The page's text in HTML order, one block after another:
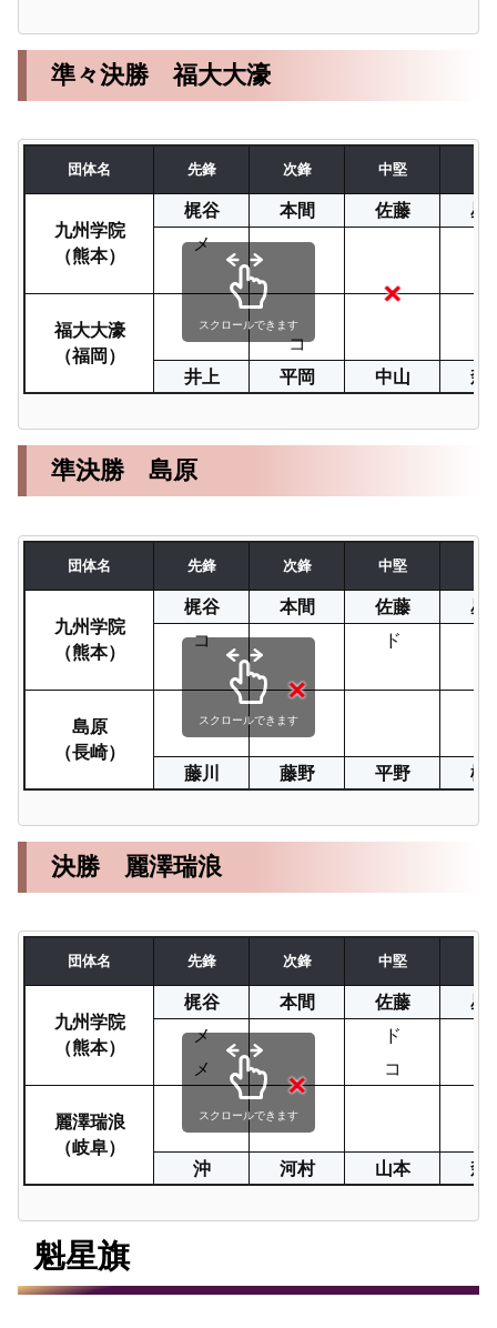
準々決勝 福大大濠
団体名 先鋒 次鋒 中堅
九州学院
（熊本）
梶谷 本間 佐藤
星
メ
福大大濠
（福岡）
コ
井上
平岡 中山 森
スクロールできます
準決勝 島原
団体名 先鋒 次鋒 中堅
九州学院
（熊本）
梶谷 本間 佐藤
星
コ
ド
島原
（長崎）
藤川
藤野 平野 松
スクロールできます
決勝 麗澤瑞浪
団体名 先鋒 次鋒 中堅
九州学院
（熊本）
梶谷 本間 佐藤
星
メ
ド
メ
コ
麗澤瑞浪
（岐阜）
沖
河村 山本 森
スクロールできます
魁星旗